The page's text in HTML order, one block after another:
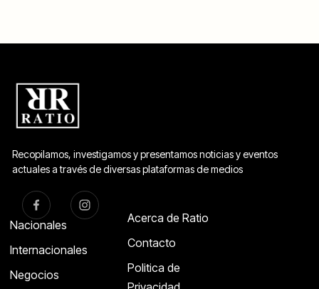
Recopilamos, investigamos y presentamos noticias y eventos
actuales a través de diversas plataformas de medios
Nacionales
Internacionales
Negocios
Acerca de Ratio
Contacto
Politica de